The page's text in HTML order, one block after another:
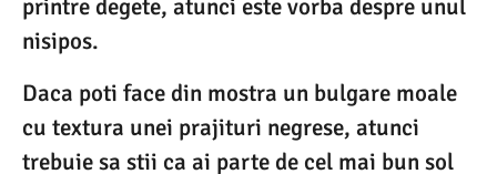
printre degete, atunci este vorba despre unul
nisipos.
Daca poti face din mostra un bulgare moale
cu textura unei prajituri negrese, atunci
trebuie sa stii ca ai parte de cel mai bun sol